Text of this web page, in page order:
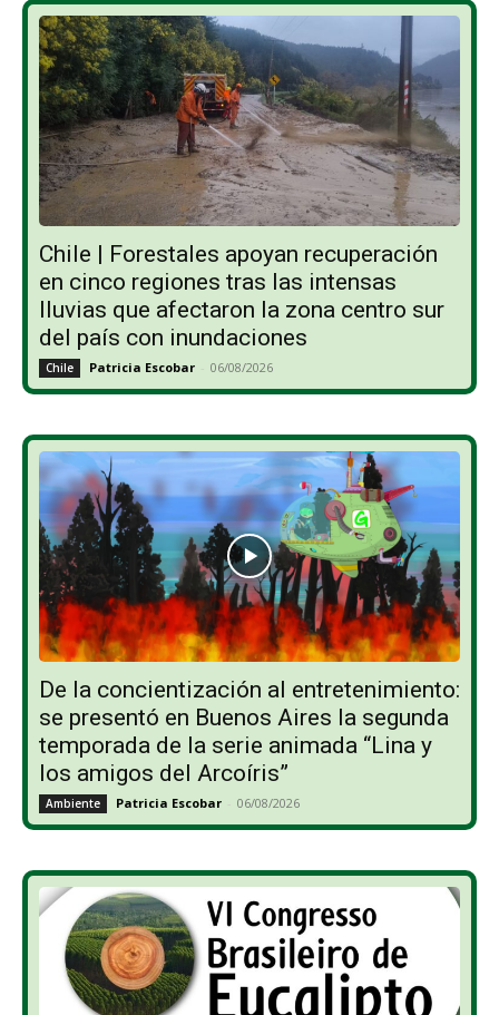
Chile | Forestales apoyan recuperación
en cinco regiones tras las intensas
lluvias que afectaron la zona centro sur
del país con inundaciones
Chile Patricia Escobar - 06/08/2026
De la concientización al entretenimiento:
se presentó en Buenos Aires la segunda
temporada de la serie animada “Lina y
los amigos del Arcoíris”
Ambiente Patricia Escobar - 06/08/2026